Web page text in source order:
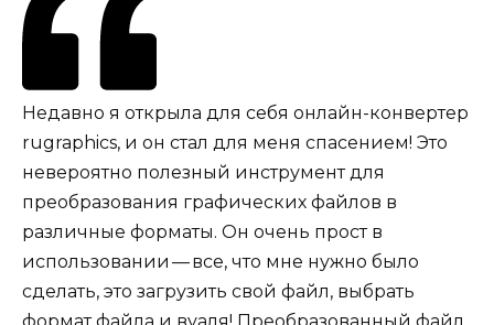
Недавно я открыла для себя онлайн-конвертер
rugraphics, и он стал для меня спасением! Это
невероятно полезный инструмент для
преобразования графических файлов в
различные форматы. Он очень прост в
использовании — все, что мне нужно было
сделать, это загрузить свой файл, выбрать